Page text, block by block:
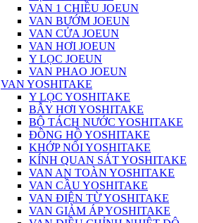
VAN 1 CHIỀU JOEUN
VAN BƯỚM JOEUN
VAN CỬA JOEUN
VAN HƠI JOEUN
Y LỌC JOEUN
VAN PHAO JOEUN
VAN YOSHITAKE
Y LỌC YOSHITAKE
BẪY HƠI YOSHITAKE
BỘ TÁCH NƯỚC YOSHITAKE
ĐỒNG HỒ YOSHITAKE
KHỚP NỐI YOSHITAKE
KÍNH QUAN SÁT YOSHITAKE
VAN AN TOÀN YOSHITAKE
VAN CẦU YOSHITAKE
VAN ĐIỆN TỪ YOSHITAKE
VAN GIẢM ÁP YOSHITAKE